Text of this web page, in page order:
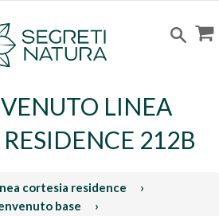
LINEA
212B
cortesia residence
›
base
›